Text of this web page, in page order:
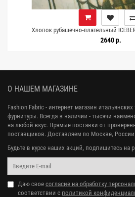
Хлопок рубашечно-плательный
2640 р.
О НАШЕМ МАГАЗИНЕ
Fashion Fabric - интернет магазин
фурнитуры. Всегда в наличии - тысячи
на любой вкус. Прямые поставки от
поставщиков. Доставляем по Москве, России
Будьте в курсе наших акций, подпишитесь на
Даю свое согласие на обработку
соответствии с политикой